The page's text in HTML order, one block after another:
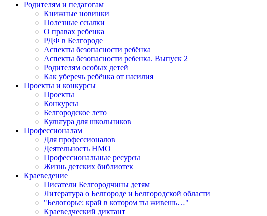
Родителям и педагогам
Книжные новинки
Полезные ссылки
О правах ребенка
РДФ в Белгороде
Аспекты безопасности ребёнка
Аспекты безопасности ребенка. Выпуск 2
Родителям особых детей
Как уберечь ребёнка от насилия
Проекты и конкурсы
Проекты
Конкурсы
Белгородское лето
Культура для школьников
Профессионалам
Для профессионалов
Деятельность НМО
Профессиональные ресурсы
Жизнь детских библиотек
Краеведение
Писатели Белгородчины детям
Литература о Белгороде и Белгородской области
"Белогорье: край в котором ты живешь…"
Краеведческий диктант